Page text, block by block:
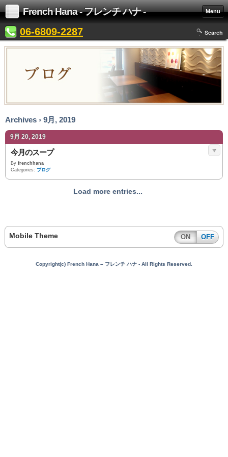
French Hana - フレンチ ハナ - Menu
06-6809-2287 Search
Archives › 9月, 2019
9月 20, 2019
今月のスープ
By frenchhana
Categories: ブログ
Load more entries...
Mobile Theme ON OFF
Copyright(c) French Hana – フレンチ ハナ - All Rights Reserved.